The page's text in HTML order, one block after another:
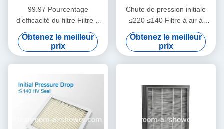
99.97 Pourcentage
d'efficacité du filtre Filtre à
air HEPA Conçu pour une
boîte de filtre HEPA
Température de travail 80
degrés Celsius
Obtenez le meilleur
prix
Chute de pression initiale
≤220 ≤140 Filtre à air à
particules HV 1220 610
150mm Solution de filtration
d'air industrielle sur mesure
Obtenez le meilleur
prix